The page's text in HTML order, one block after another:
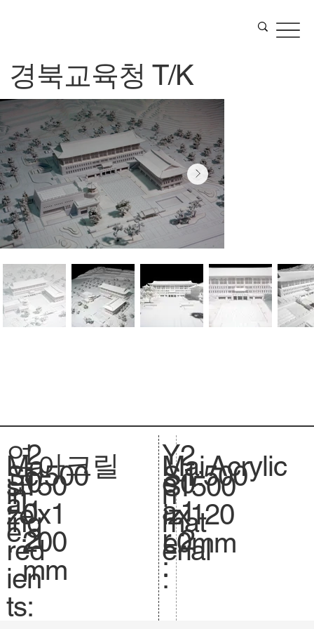
경북교육청 T/K
연
도
:
2
0
1
2
Ma
in
ing
red
ien
ts:
Sc
al
e.
아크릴
1:500
si
ze
.
150
0x1
200
mm
Y
e
a
r
:
Mai
n
mat
erial
:
S
.
S
iz
e.
2
0
1
2
1:500
1500
x120
0mm
Acrylic